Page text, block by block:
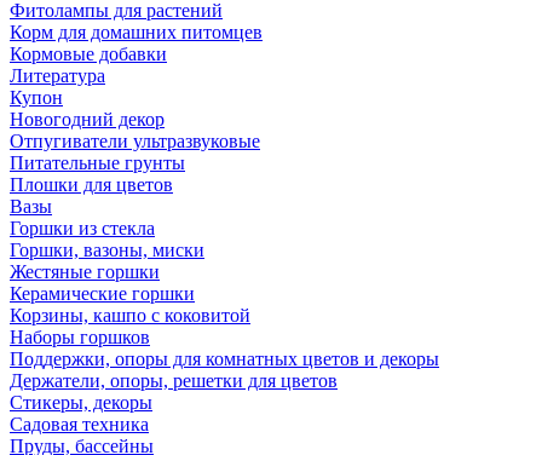
Фитолампы для растений
Корм для домашних питомцев
Кормовые добавки
Литература
Купон
Новогодний декор
Отпугиватели ультразвуковые
Питательные грунты
Плошки для цветов
Вазы
Горшки из стекла
Горшки, вазоны, миски
Жестяные горшки
Керамические горшки
Корзины, кашпо с коковитой
Наборы горшков
Поддержки, опоры для комнатных цветов и декоры
Держатели, опоры, решетки для цветов
Стикеры, декоры
Садовая техника
Пруды, бассейны